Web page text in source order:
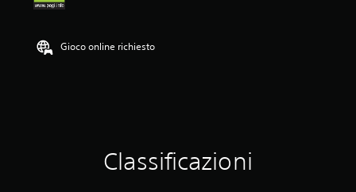
z
o
n
Gioco online richiesto
Classificazioni